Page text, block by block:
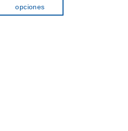
opciones